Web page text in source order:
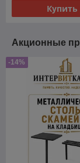
Купить
Акционные
-14%